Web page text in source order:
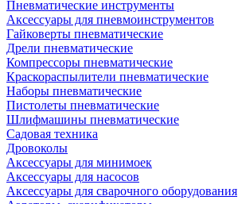
Пневматические инструменты
Аксессуары для пневмоинструментов
Гайковерты пневматические
Дрели пневматические
Компрессоры пневматические
Краскораспылители пневматические
Наборы пневматические
Пистолеты пневматические
Шлифмашины пневматические
Садовая техника
Дровоколы
Аксессуары для минимоек
Аксессуары для насосов
Аксессуары для сварочного оборудования